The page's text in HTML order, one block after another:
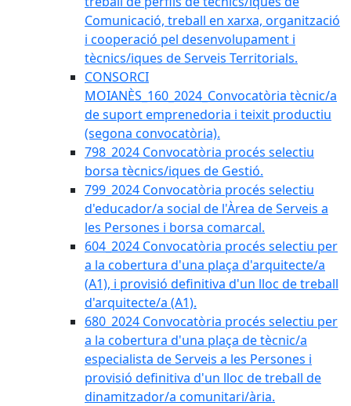
Comunicació, treball en xarxa, organització
i cooperació pel desenvolupament i
tècnics/iques de Serveis Territorials.
CONSORCI
MOIANÈS_160_2024_Convocatòria tècnic/a
de suport emprenedoria i teixit productiu
(segona convocatòria).
798_2024 Convocatòria procés selectiu
borsa tècnics/iques de Gestió.
799_2024 Convocatòria procés selectiu
d'educador/a social de l'Àrea de Serveis a
les Persones i borsa comarcal.
604_2024 Convocatòria procés selectiu per
a la cobertura d'una plaça d'arquitecte/a
(A1), i provisió definitiva d'un lloc de treball
d'arquitecte/a (A1).
680_2024 Convocatòria procés selectiu per
a la cobertura d'una plaça de tècnic/a
especialista de Serveis a les Persones i
provisió definitiva d'un lloc de treball de
dinamitzador/a comunitari/ària.